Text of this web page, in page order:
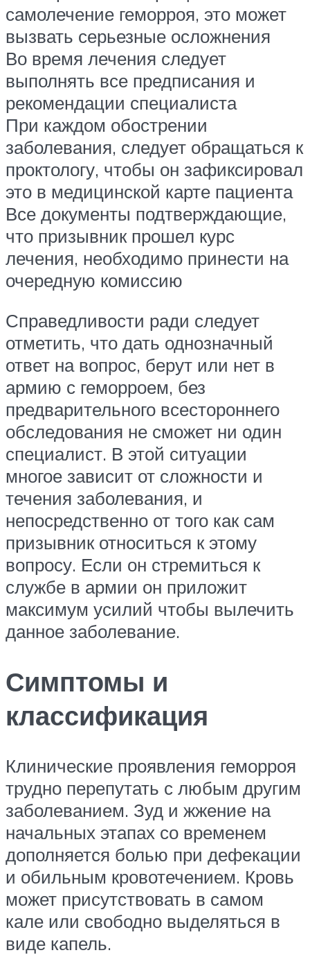
самолечение геморроя, это может
вызвать серьезные осложнения
Во время лечения следует
выполнять все предписания и
рекомендации специалиста
При каждом обострении
заболевания, следует обращаться к
проктологу, чтобы он зафиксировал
это в медицинской карте пациента
Все документы подтверждающие,
что призывник прошел курс
лечения, необходимо принести на
очередную комиссию
Справедливости ради следует
отметить, что дать однозначный
ответ на вопрос, берут или нет в
армию с геморроем, без
предварительного всестороннего
обследования не сможет ни один
специалист. В этой ситуации
многое зависит от сложности и
течения заболевания, и
непосредственно от того как сам
призывник относиться к этому
вопросу. Если он стремиться к
службе в армии он приложит
максимум усилий чтобы вылечить
данное заболевание.
Симптомы и
классификация
Клинические проявления геморроя
трудно перепутать с любым другим
заболеванием. Зуд и жжение на
начальных этапах со временем
дополняется болью при дефекации
и обильным кровотечением. Кровь
может присутствовать в самом
кале или свободно выделяться в
виде капель.